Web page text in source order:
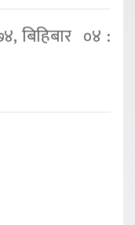
बिहिबार ०४ :